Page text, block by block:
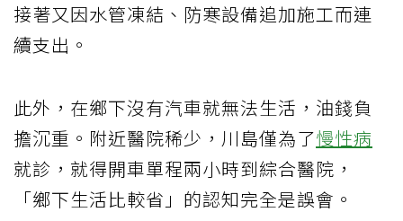
接著又因水管凍結、防寒設備追加施工而連
續支出。
此外，在鄉下沒有汽車就無法生活，油錢負
擔沉重。附近醫院稀少，川島僅為了慢性病
就診，就得開車單程兩小時到綜合醫院，
「鄉下生活比較省」的認知完全是誤會。